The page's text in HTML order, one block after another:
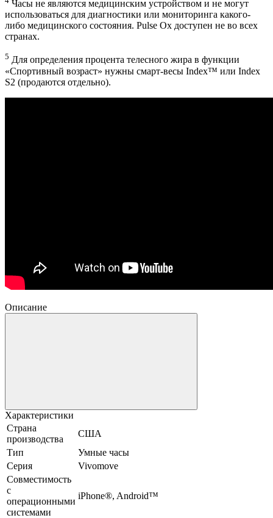
Часы не являются медицинским устройством и не могут
использоваться для диагностики или мониторинга какого-
либо медицинского состояния. Pulse Ox доступен не во всех
странах.
5 Для определения процента телесного жира в функции
«Спортивный возраст» нужны смарт-весы Index™ или Index
S2 (продаются отдельно).
Описание
Характеристики
Страна
производства
США
Тип
Умные часы
Серия
Vivomove
Совместимость
с
операционными
системами
iPhone®, Android™